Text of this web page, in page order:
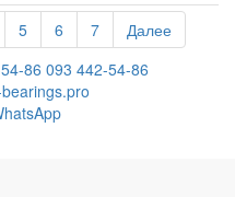
5 6 7
Далее
86 093 442-54-86